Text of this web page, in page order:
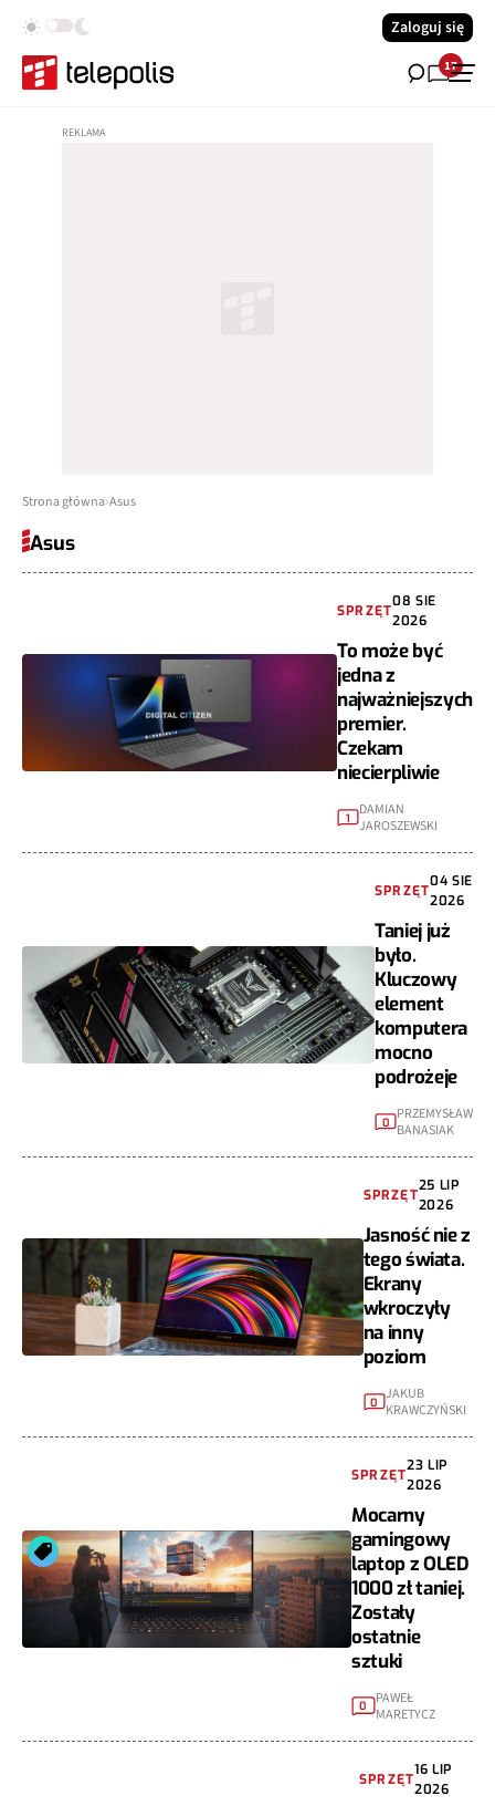
Zaloguj się
17
Strona główna Asus
Asus
SPRZĘT
08 SIE
2026
To może być
jedna z
najważniejszych
premier.
Czekam
niecierpliwie
1
DAMIAN
JAROSZEWSKI
SPRZĘT
04 SIE
2026
Taniej już
było.
Kluczowy
element
komputera
mocno
podrożeje
0
PRZEMYSŁAW
BANASIAK
SPRZĘT
25 LIP
2026
Jasność nie z
tego świata.
Ekrany
wkroczyły
na inny
poziom
0 JAKUB
KRAWCZYŃSKI
SPRZĘT
23 LIP
2026
Mocarny
gamingowy
laptop z OLED
1000 zł taniej.
Zostały
ostatnie
sztuki
0
PAWEŁ
MARETYCZ
SPRZĘT
16 LIP
2026